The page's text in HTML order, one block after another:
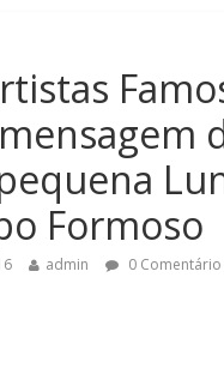
Formoso
admin 0 Comentário